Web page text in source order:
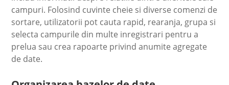
campuri. Folosind cuvinte cheie si diverse comenzi de
sortare, utilizatorii pot cauta rapid, rearanja, grupa si
selecta campurile din multe inregistrari pentru a
prelua sau crea rapoarte privind anumite agregate
de date.